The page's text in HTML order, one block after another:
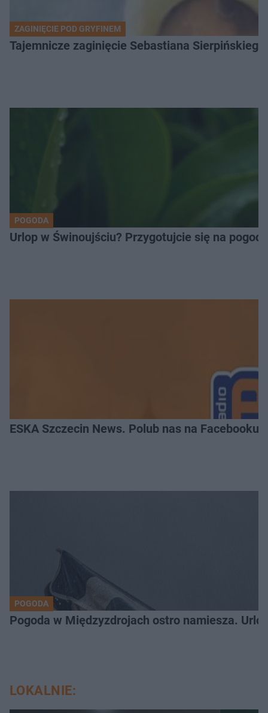
ZAGINIĘCIE POD GRYFINEM
Tajemnicze zaginięcie Sebastiana
POGODA
Urlop w Świnoujściu? Przygotujcie się na
ESKA Szczecin News. Polub nas na Facebooku!
POGODA
Pogoda w Międzyzdrojach ostro namiesza.
LOKALNIE: